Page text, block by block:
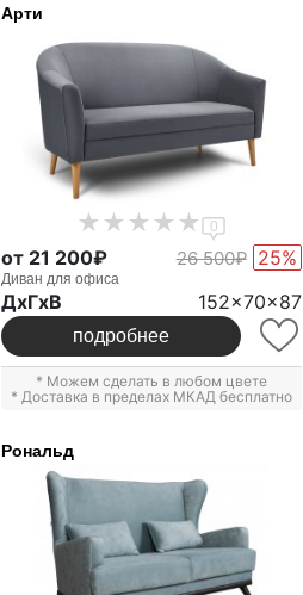
Арти
0
от 21 200₽ 26 500₽ 25%
Диван для офиса
ДxГxВ 152x70x87
подробнее
* Можем сделать в любом цвете
* Доставка в пределах МКАД бесплатно
Рональд